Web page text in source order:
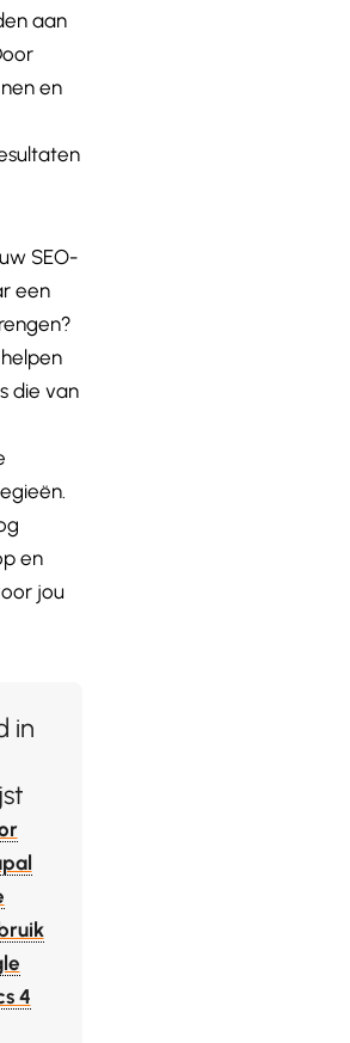
aan
en
SEO-
een
helpen
die van
en
jou
in
4